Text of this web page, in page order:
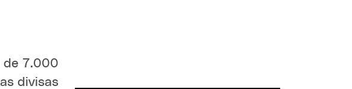
de 7.000
divisas